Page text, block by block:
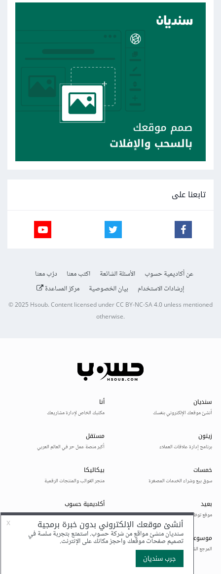
تابعنا على
عن أكاديمية حسوب الأسئلة الشائعة اكتب معنا
درّب معنا
إرشادات الاستخدام
بيان الخصوصية مركز المساعدة
© 2025Hsoub.Content licensed underCC BY-NC-SA 4.0unless mentioned
otherwise.